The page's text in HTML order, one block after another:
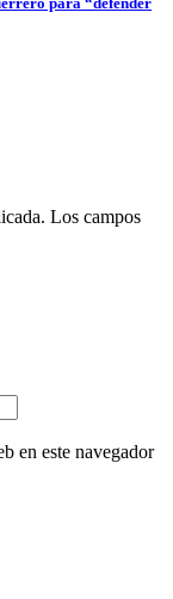
Los campos
en este navegador